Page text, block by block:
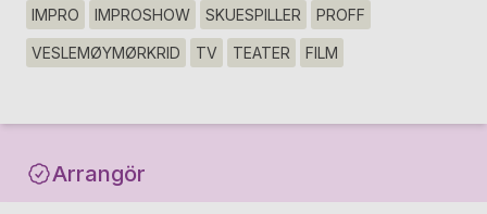
IMPRO IMPROSHOW SKUESPILLER PROFF
VESLEMØYMØRKRID TV TEATER FILM
Arrangör